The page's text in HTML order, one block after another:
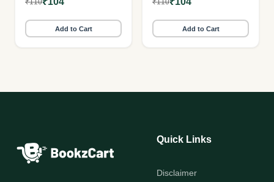
Add to Cart Add to Cart
Quick Links
Disclaimer